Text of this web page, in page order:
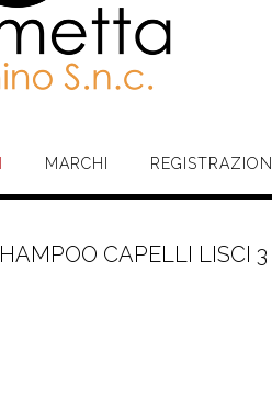
MARCHI
CAPELLI LISCI 3